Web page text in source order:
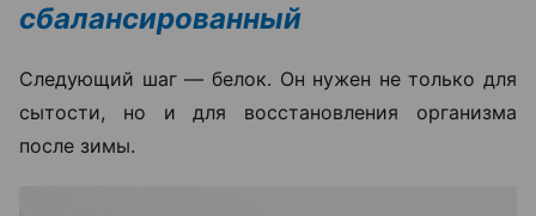
сбалансированный
Следующий шаг — белок. Он нужен не только для
сытости, но и для восстановления организма
после зимы.